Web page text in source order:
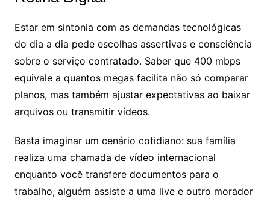
Estar em sintonia com as demandas tecnológicas
do dia a dia pede escolhas assertivas e consciência
sobre o serviço contratado. Saber que 400 mbps
equivale a quantos megas facilita não só comparar
planos, mas também ajustar expectativas ao baixar
arquivos ou transmitir vídeos.
Basta imaginar um cenário cotidiano: sua família
realiza uma chamada de vídeo internacional
enquanto você transfere documentos para o
trabalho, alguém assiste a uma live e outro morador